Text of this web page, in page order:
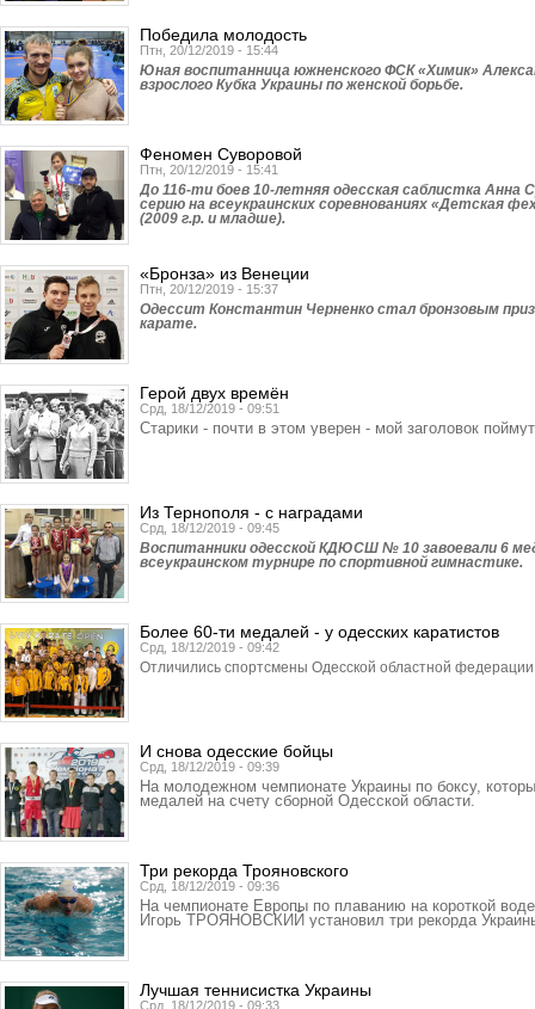
Победила молодость
Птн, 20/12/2019 - 15:44
Юная воспитанница южненского ФСК «Химик»
взрослого Кубка Украины по женской борьбе.
Феномен Суворовой
Птн, 20/12/2019 - 15:41
До 116-ти боев 10-летняя одесская саблистка Анна
серию на всеукраинских соревнованиях «Детская
(2009 г.р. и младше).
«Бронза» из Венеции
Птн, 20/12/2019 - 15:37
Одессит Константин Черненко стал бронзовым
карате.
Герой двух времён
Срд, 18/12/2019 - 09:51
Старики - почти в этом уверен - мой заголовок
Из Тернополя - с наградами
Срд, 18/12/2019 - 09:45
Воспитанники одесской КДЮСШ № 10 завоевали 6
всеукраинском турнире по спортивной гимнастике.
Более 60-ти медалей - у одесских каратистов
Срд, 18/12/2019 - 09:42
Отличились спортсмены Одесской областной федерации
И снова одесские бойцы
Срд, 18/12/2019 - 09:39
На молодежном чемпионате Украины по боксу,
медалей на счету сборной Одесской области.
Три рекорда Трояновского
Срд, 18/12/2019 - 09:36
На чемпионате Европы по плаванию на короткой
Игорь ТРОЯНОВСКИЙ установил три рекорда
Лучшая теннисистка Украины
Срд, 18/12/2019 - 09:33